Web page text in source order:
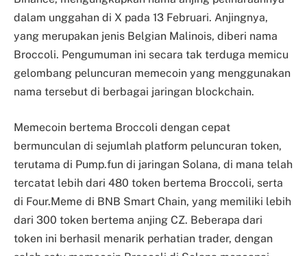
dalam unggahan di X pada 13 Februari. Anjingnya,
yang merupakan jenis Belgian Malinois, diberi nama
Broccoli. Pengumuman ini secara tak terduga memicu
gelombang peluncuran memecoin yang menggunakan
nama tersebut di berbagai jaringan blockchain.
Memecoin bertema Broccoli dengan cepat
bermunculan di sejumlah platform peluncuran token,
terutama di Pump.fun di jaringan Solana, di mana telah
tercatat lebih dari 480 token bertema Broccoli, serta
di Four.Meme di BNB Smart Chain, yang memiliki lebih
dari 300 token bertema anjing CZ. Beberapa dari
token ini berhasil menarik perhatian trader, dengan